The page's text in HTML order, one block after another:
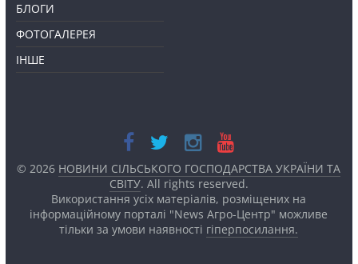
БЛОГИ
ФОТОГАЛЕРЕЯ
ІНШЕ
© 2026 НОВИНИ СІЛЬСЬКОГО ГОСПОДАРСТВА УКРАЇНИ ТА
СВІТУ. All rights reserved.
Використання усіх матеріалів, розміщених на
інформаційному порталі "News Агро-Центр" можливе
тільки за умови наявності гіперпосилання.